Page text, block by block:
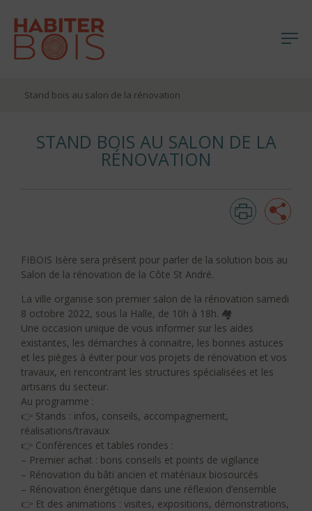
Stand bois au salon de la rénovation
STAND BOIS AU SALON DE LA
RÉNOVATION
FIBOIS Isère sera présent pour parler de la solution bois au
Salon de la rénovation de la Côte St André.
La ville organise son premier salon de la rénovation samedi
8 octobre 2022, sous la Halle, de 10h à 18h. 🏘
Une occasion unique de vous informer sur les aides
existantes, les démarches à connaitre, les bonnes astuces
et les pièges à éviter pour vos projets de rénovation et vos
travaux, en rencontrant les structures spécialisées et les
artisans du secteur.
Au programme :
👉 Stands : infos, conseils, accompagnement,
réalisations/travaux
👉 Conférences et tables rondes :
– Premier achat : bons conseils et points de vigilance
– Rénovation du bâti ancien et matériaux biosourcés
– Rénovation énergétique dans une réflexion d’ensemble
👉 Et des animations : visites, expositions, démonstrations,